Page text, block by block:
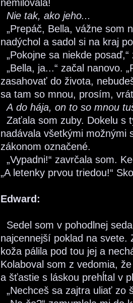
nemilovala!
Nie tak, ako jeho...
„Prepáč, Bella, vážne som
nadýchol a sadol si na kraj
„Pokojne sa niekde
„Bella, ja...“ začal nanovo.
zasahovať do života,
sa tam so mnou, prosím,
A do hája, on to so mnou
Zaťala som zuby. Dokelu s
nadávala všetkými možnými
zákonom označené.
„Vypadni!“ zavrčala som.
„A letenky prvou triedou!“
Edward:
Sedel som v pohodlnej
najcennejší poklad na svete.
koža pálila pod tou jej a
Kolaboval som z vedomia,
a šťastie s láskou prehĺtal v
„Nechceš sa zajtra uliať zo